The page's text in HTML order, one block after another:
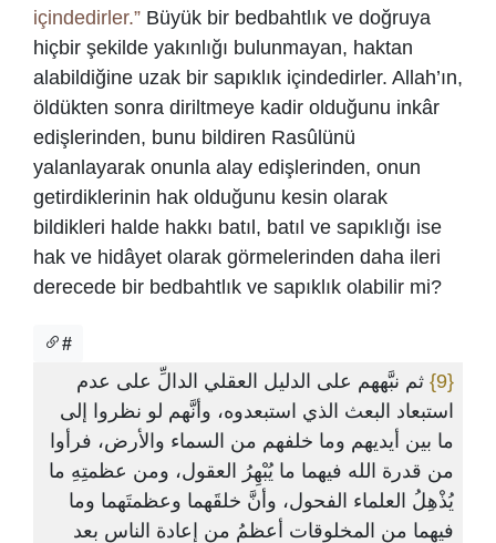
içindedirler.” Büyük bir bedbahtlık ve doğruya
hiçbir şekilde yakınlığı bulunmayan, haktan
alabildiğine uzak bir sapıklık içindedirler. Allah’ın,
öldükten sonra diriltmeye kadir olduğunu inkâr
edişlerinden, bunu bildiren Rasûlünü
yalanlayarak onunla alay edişlerinden, onun
getirdiklerinin hak olduğunu kesin olarak
bildikleri halde hakkı batıl, batıl ve sapıklığı ise
hak ve hidâyet olarak görmelerinden daha ileri
derecede bir bedbahtlık ve sapıklık olabilir mi?
#
{9}
ثم نبَّههم على الدليل العقلي الدالِّ على عدم
استبعاد البعث الذي استبعدوه، وأنَّهم لو نظروا إلى
ما بين أيديهم وما خلفهم من السماء والأرض، فرأوا
من قدرة الله فيهما ما يُبْهِرُ العقول، ومن عظمتِهِ ما
يُذْهِلُ العلماء الفحول، وأنَّ خلقَهما وعظمتَهما وما
فيهما من المخلوقات أعظمُ من إعادة الناس بعد